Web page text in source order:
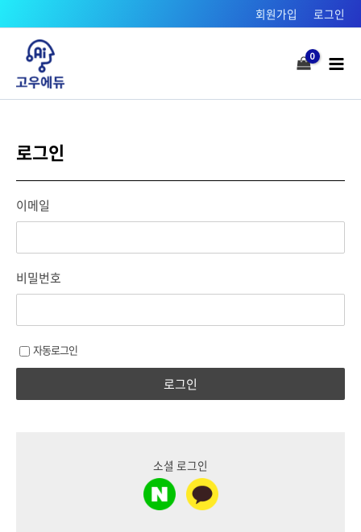
건너뛰기
회원가입 로그인
로그인
이메일
비밀번호
자동로그인
로그인
소셜 로그인